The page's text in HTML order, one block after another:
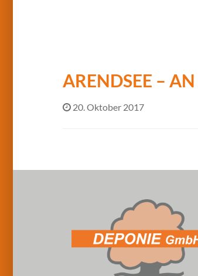
ARENDSEE –
20. Oktober 2017